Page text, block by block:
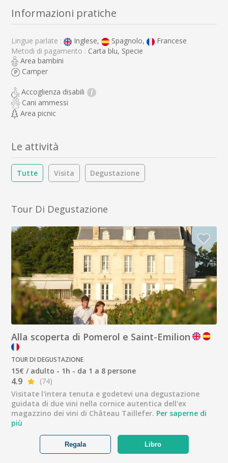
Informazioni pratiche
Lingue parlate : Inglese, Spagnolo,
Francese
Metodi di pagamento : Carta blu, Specie
Area bambini
Camper
Accoglienza disabili i
Cani ammessi
Area picnic
Le attività
Tutte Visita Degustazione
Tour Di Degustazione
Alla scoperta di Pomerol e Saint-Emilion
TOUR DI DEGUSTAZIONE
15€ / adulto - 1h - da 1 a 8 persone
4.9
(74)
Visitate l'intera tenuta e godetevi una degustazione
guidata di due vini nella cornice autentica dell'ex
magazzino dei vini di Château Taillefer. Per saperne di
più
Libro
Regala